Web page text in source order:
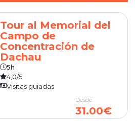
Tour al Memorial del
Campo de
Concentración de
Dachau
5h
4,0/5
Visitas guiadas
Desde
31.00€